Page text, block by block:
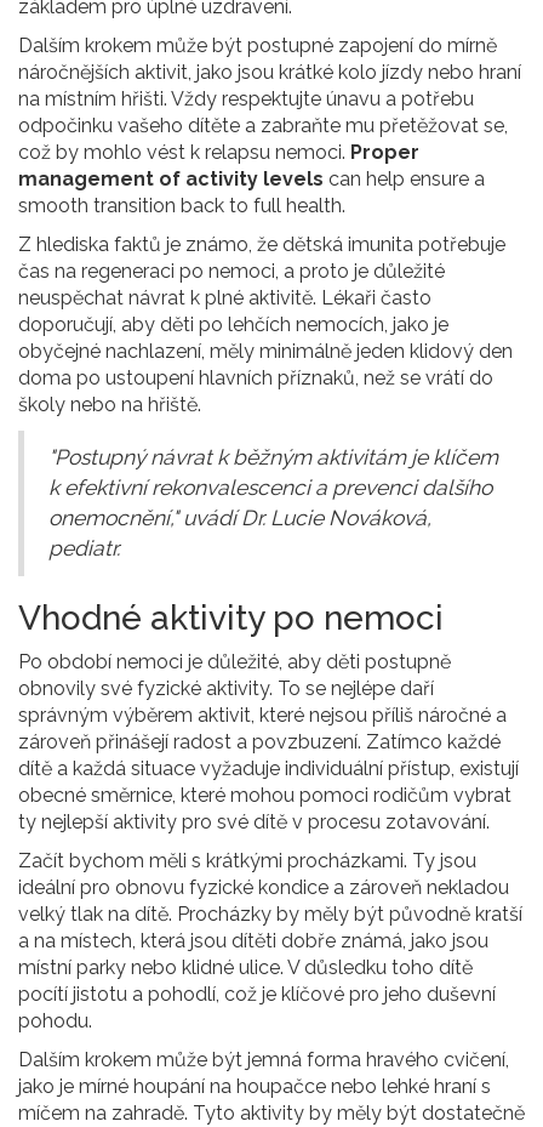
základem pro úplné uzdravení.
Dalším krokem může být postupné zapojení do mírně
náročnějších aktivit, jako jsou krátké kolo jízdy nebo hraní
na místním hřišti. Vždy respektujte únavu a potřebu
odpočinku vašeho dítěte a zabraňte mu přetěžovat se,
což by mohlo vést k relapsu nemoci. Proper
management of activity levels can help ensure a
smooth transition back to full health.
Z hlediska faktů je známo, že dětská imunita potřebuje
čas na regeneraci po nemoci, a proto je důležité
neuspěchat návrat k plné aktivitě. Lékaři často
doporučují, aby děti po lehčích nemocích, jako je
obyčejné nachlazení, měly minimálně jeden klidový den
doma po ustoupení hlavních příznaků, než se vrátí do
školy nebo na hřiště.
"Postupný návrat k běžným aktivitám je klíčem
k efektivní rekonvalescenci a prevenci dalšího
onemocnění," uvádí Dr. Lucie Nováková,
pediatr.
Vhodné aktivity po nemoci
Po období nemoci je důležité, aby děti postupně
obnovily své fyzické aktivity. To se nejlépe daří
správným výběrem aktivit, které nejsou příliš náročné a
zároveň přinášejí radost a povzbuzení. Zatímco každé
dítě a každá situace vyžaduje individuální přístup, existují
obecné směrnice, které mohou pomoci rodičům vybrat
ty nejlepší aktivity pro své dítě v procesu zotavování.
Začít bychom měli s krátkými procházkami. Ty jsou
ideální pro obnovu fyzické kondice a zároveň nekladou
velký tlak na dítě. Procházky by měly být původně kratší
a na místech, která jsou dítěti dobře známá, jako jsou
místní parky nebo klidné ulice. V důsledku toho dítě
pocítí jistotu a pohodlí, což je klíčové pro jeho duševní
pohodu.
Dalším krokem může být jemná forma hravého cvičení,
jako je mírné houpání na houpačce nebo lehké hraní s
míčem na zahradě. Tyto aktivity by měly být dostatečně